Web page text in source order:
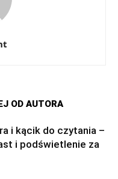
OD AUTORA
i kącik do czytania –
i podświetlenie za